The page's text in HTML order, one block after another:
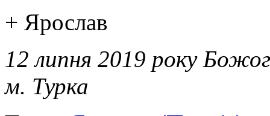
+ Ярослав
12 липня 2019 року
м. Турка